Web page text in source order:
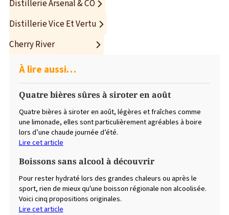
Site web
8705 Chemin Royal, Sainte-Pétronille (Québec) G0A 4C0
Site web
Distillerie Arsenal & CO
Distillerie Vice Et Vertu
Cherry River
Site web
À lire aussi…
Quatre bières sûres à siroter en août
Quatre bières à siroter en août, légères et fraîches comme
une limonade, elles sont particulièrement agréables à boire
lors d’une chaude journée d’été.
Lire cet article
Boissons sans alcool à découvrir
Pour rester hydraté lors des grandes chaleurs ou après le
sport, rien de mieux qu'une boisson régionale non alcoolisée.
Voici cinq propositions originales.
Lire cet article